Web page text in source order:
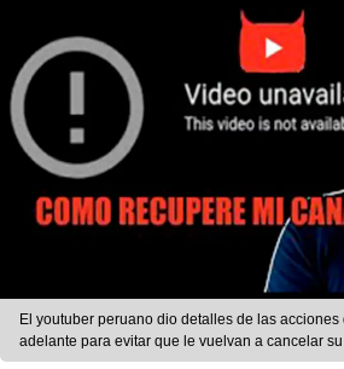
El youtuber peruano dio detalles de las
adelante para evitar que le vuelvan a cancelar su
Foto: Mox (WDF)